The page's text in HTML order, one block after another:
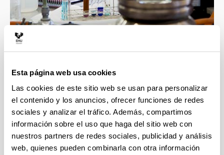
Esta página web usa cookies
Las cookies de este sitio web se usan para personalizar
el contenido y los anuncios, ofrecer funciones de redes
sociales y analizar el tráfico. Además, compartimos
información sobre el uso que haga del sitio web con
nuestros partners de redes sociales, publicidad y análisis
web, quienes pueden combinarla con otra información
Profesorado con gran calidad docente e
investigadora, esto asegura la mejor formación
en las áreas implicadas en el grado.
Contacto directo con un ambiente científico que
incluye grupos y líneas de investigación
punteras.